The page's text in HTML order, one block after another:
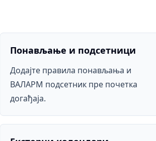
Понављање и подсетници
Додајте правила понављања и
ВАЛАРМ подсетник пре почетка
догађаја.